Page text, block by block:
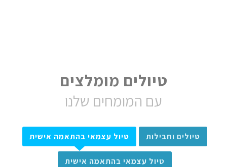
טיולים מומלצים
עם המומחים שלנו
טיולים וחבילות טיול עצמאי בהתאמה אישית
טיול עצמאי בהתאמה אישית